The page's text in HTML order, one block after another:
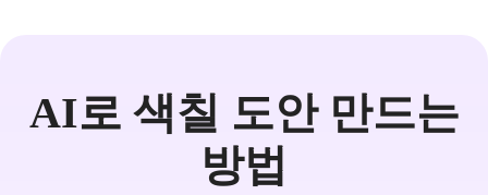
AI로 색칠 도안 만드는
방법